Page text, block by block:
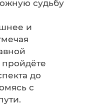
судьбу
и
до
с